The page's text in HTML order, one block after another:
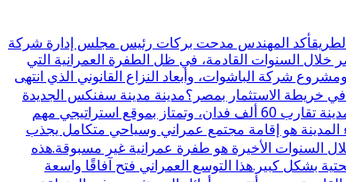
المهندس مدحت بركات رئيس مجلس إدارة شركة
خلال السنوات القادمة، في ظل الطفرة العمرانية التي
شركة الباشوات، وأبعاد النزاع القانوني الذي انتهى
خريطة الاستثمار بمصر؟مدينة مدينة سفنكس الجديدة
تم إنشاؤها بقرار مجلس الوزراء رقم 361 لسنة 2018، وهي واحدة من مدن الجيل الرابع التي تمثل امتدادًا عمرانيًا مهمًا غرب القاهرة.مساحة المدينة تقارب 60 ألف فدان، وتمتاز بموقع استراتيجي مهم
المدينة هو إقامة مجتمع عمراني وسياحي متكامل يجذب
الأخيرة هو طفرة عمرانية غير مسبوقة.هذه
بشكل كبير.هذا التوسع العمراني فتح آفاقًا واسعة